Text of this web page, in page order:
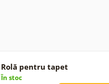
Rolă pentru tapet
În stoc